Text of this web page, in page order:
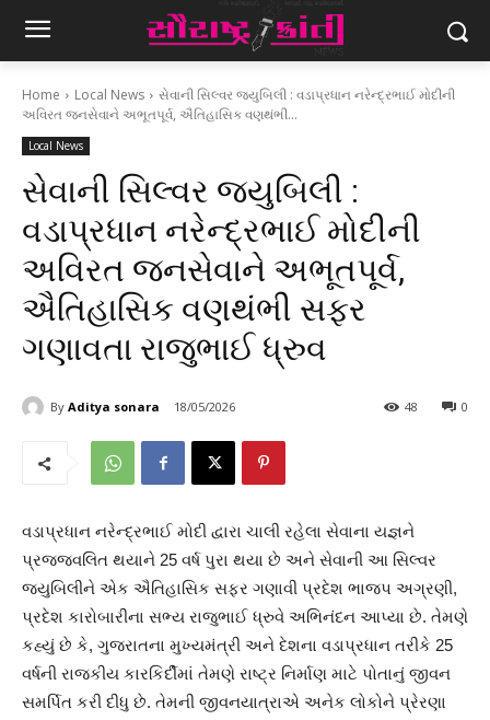
Home Local News
સેવાની સિલ્વર જ્યુબિલી : વડાપ્રધાન નરેન્દ્રભાઈ મોદીની
અવિરત જનસેવાને અભૂતપૂર્વ, ઐતિહાસિક વણથંભી...
Local News
સેવાની સિલ્વર જ્યુબિલી :
વડાપ્રધાન નરેન્દ્રભાઈ મોદીની
અવિરત જનસેવાને અભૂતપૂર્વ,
ઐતિહાસિક વણથંભી સફર
ગણાવતા રાજુભાઈ ધ્રુવ
By Aditya sonara 18/05/2026 0
48
વડાપ્રધાન નરેન્દ્રભાઈ મોદી દ્વારા ચાલી રહેલા સેવાના યજ્ઞને
પ્રજ્જવલિત થયાને 25 વર્ષ પુરા થયા છે અને સેવાની આ સિલ્વર
જ્યુબિલીને એક ઐતિહાસિક સફર ગણાવી પ્રદેશ ભાજપ અગ્રણી,
પ્રદેશ કારોબારીના સભ્ય રાજુભાઈ ધ્રુવે અભિનંદન આપ્યા છે. તેમણે
કહ્યું છે કે, ગુજરાતના મુખ્યમંત્રી અને દેશના વડાપ્રધાન તરીકે 25
વર્ષની રાજકીય કારકિર્દીમાં તેમણે રાષ્ટ્ર નિર્માણ માટે પોતાનું જીવન
સમર્પિત કરી દીધુ છે. તેમની જીવનયાત્રાએ અનેક લોકોને પ્રેરણા